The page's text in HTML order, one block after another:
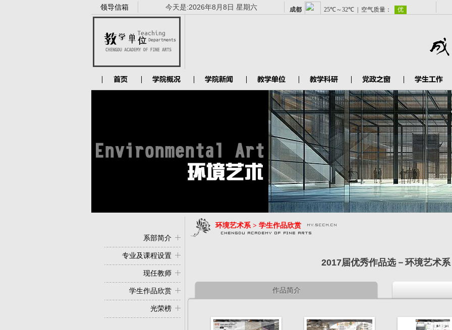
领导信箱 今天是:2026年8月8日 星期六
系部简介
专业及课程设置
现任教师
学生作品欣赏
光荣榜
环境艺术系 > 学生作品欣赏
2017届优秀作品选－环境艺术系
作品简介